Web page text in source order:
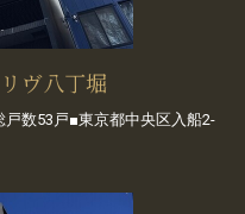
ヴ八丁堀
数53戸■東京都中央区入船2-